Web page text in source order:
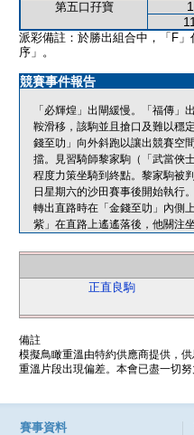
第五口孖寶
派彩備註：於勝出組合中，「F
序」。
競賽事件報告
「必輝煌」出閘緩慢。「福傳
鞍滑移，該駒並且搶口及難以穩
錢至叻」向外斜跑以讓出競賽空
擋。見習騎師黎家駒（「武當俠
程度力策坐騎到終點。黎家駒被
日星期六的沙田賽事後開始執行
轉出直路時在「金錢至叻」內側
紫」在直路上遙遙落後，他關注
正直良駒
備註
模擬鳥瞰重溫由特約供應商提供，
重溫片段出現偏差。本會已盡一切
賽事資料